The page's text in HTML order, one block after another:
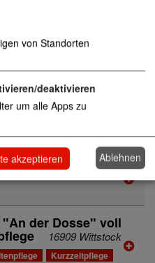
Pflegeangebot
Kurzzeitpflege
Seniorenzentren
Wald" vollstati
19336 Bad Wilsnack
Seniorenzentren Pflege
Wald" Tagespfl
der Dosse" voll
16909 Wittstock
Kurzzeitpflege
von Standorten
deaktivieren
um alle Apps zu
akzeptieren Ablehnen